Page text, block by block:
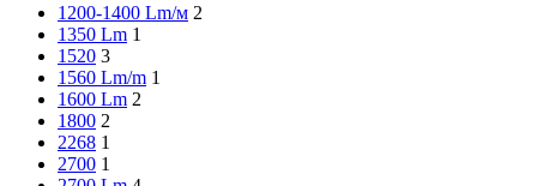
1200-1400 Lm/м 2
1350 Lm 1
1520 3
1560 Lm/m 1
1600 Lm 2
1800 2
2268 1
2700 1